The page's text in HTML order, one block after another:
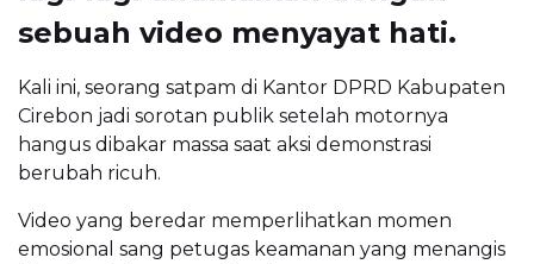
sebuah video menyayat hati.
Kali ini, seorang satpam di Kantor DPRD Kabupaten
Cirebon jadi sorotan publik setelah motornya
hangus dibakar massa saat aksi demonstrasi
berubah ricuh.
Video yang beredar memperlihatkan momen
emosional sang petugas keamanan yang menangis